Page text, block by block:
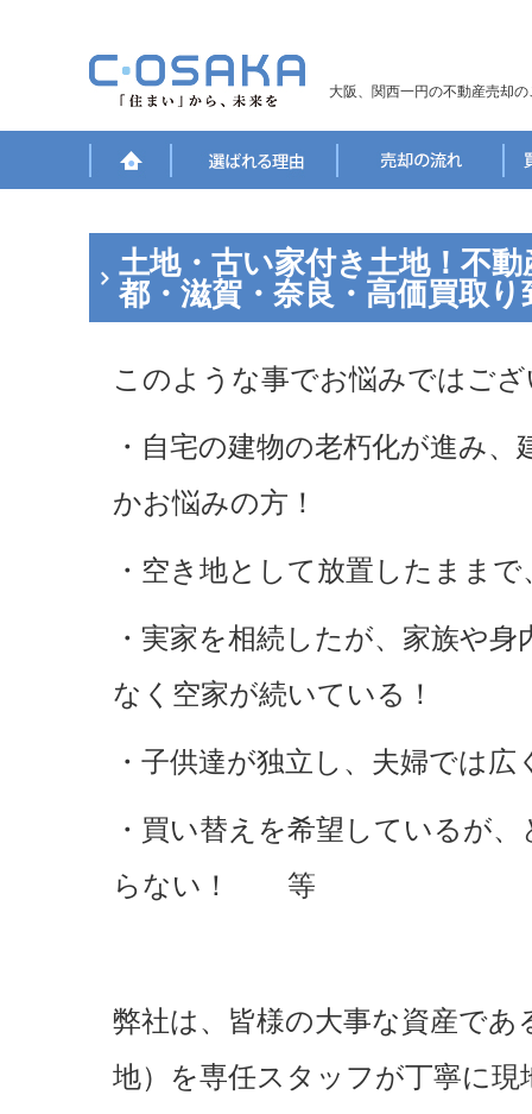
大阪、関西一円の不動産売却
土地・古い家付き土地！不
都・滋賀・奈良・高価買取
このような事でお悩みではご
・自宅の建物の老朽化が進み
かお悩みの方！
・空き地として放置したまま
・実家を相続したが、家族や
なく空家が続いている！
・子供達が独立し、夫婦では
・買い替えを希望しているが
らない！ 等
弊社は、皆様の大事な資産であ
地）を専任スタッフが丁寧に